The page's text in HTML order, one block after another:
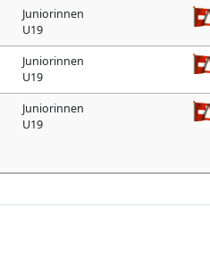
Juniorinnen
U19
Juniorinnen
U19
Juniorinnen
U19